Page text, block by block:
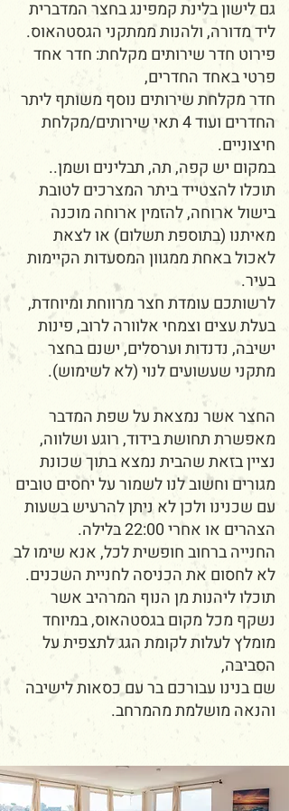
גם לישון בלינת קמפינג בחצר המדברית
ליד מדורה, ולהנות ממתקני הגסטהאוס.
פירוט חדר שירותים מקלחת: חדר אחד
פרטי באחד החדרים,
חדר מקלחת שירותים נוסף משותף ליתר
החדרים ועוד 4 תאי שירותים/מקלחת
חיצוניים.
במקום יש קפה, תה, תבלינים ושמן..
תוכלו להצטייד ביתר המצרכים לטובת
בישול ארוחה, להזמין ארוחה מוכנה
מאיתנו (בתוספת תשלום) או לצאת
לאכול באחת ממגוון המסעדות הקיימות
בעיר.
לרשותכם עומדת חצר מרווחת ומיוחדת,
בעלת עצים וצמחי אלוורה לרוב, פינות
ישיבה, נדנדות וערסלים, ישנם בחצר
מתקני שעשועים לנוי (לא לשימוש).
החצר אשר נמצאת על שפת המדבר
מאפשרת תחושת בידוד, רוגע ושלווה,
נציין בזאת שהבית נמצא בתוך שכונת
מגורים וחשוב לנו לשמור על יחסים טובים
עם שכנינו ולכן לא ניתן להרעיש בשעות
הצהרים או אחרי 22:00 בלילה.
החנייה ברחוב חופשית לכל, אנא שימו לב
לא לחסום את הכניסה לחניית השכנים.
תוכלו ליהנות מן הנוף המרהיב אשר
נשקף מכל מקום בגסטהאוס, במיוחד
מומלץ לעלות לקומת הגג לתצפית על
הסביבה,
שם בנינו עבורכם בר עם כסאות לישיבה
והנאה מושלמת מהמרחב.